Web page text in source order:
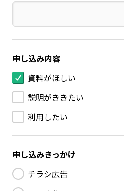
申し込み内容
資料がほしい
説明がききたい
利用したい
申し込みきっかけ
チラシ広告